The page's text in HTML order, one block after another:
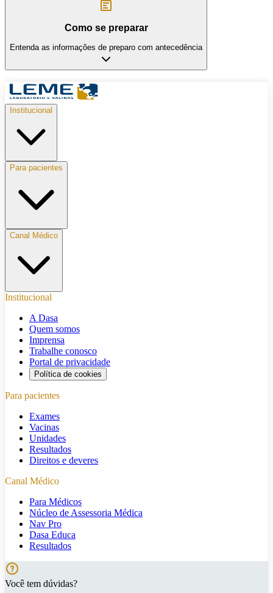
Como se preparar
Entenda as informações de preparo com antecedência
Institucional
Para pacientes
Canal Médico
Institucional
A Dasa
Quem somos
Imprensa
Trabalhe conosco
Portal de privacidade
Política de cookies
Para pacientes
Exames
Vacinas
Unidades
Resultados
Direitos e deveres
Canal Médico
Para Médicos
Núcleo de Assessoria Médica
Nav Pro
Dasa Educa
Resultados
Você tem dúvidas?